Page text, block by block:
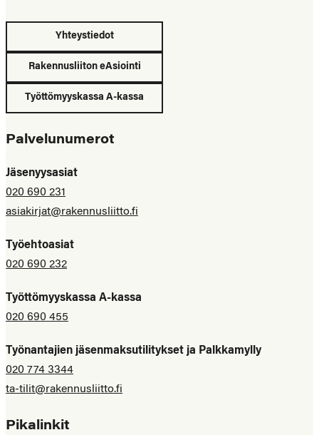
Yhteystiedot
Rakennusliiton eAsiointi
Työttömyyskassa A-kassa
Palvelunumerot
Jäsenyysasiat
020 690 231
asiakirjat@rakennusliitto.fi
Työehtoasiat
020 690 232
Työttömyyskassa A-kassa
020 690 455
Työnantajien jäsenmaksutilitykset ja Palkkamylly
020 774 3344
ta-tilit@rakennusliitto.fi
Pikalinkit